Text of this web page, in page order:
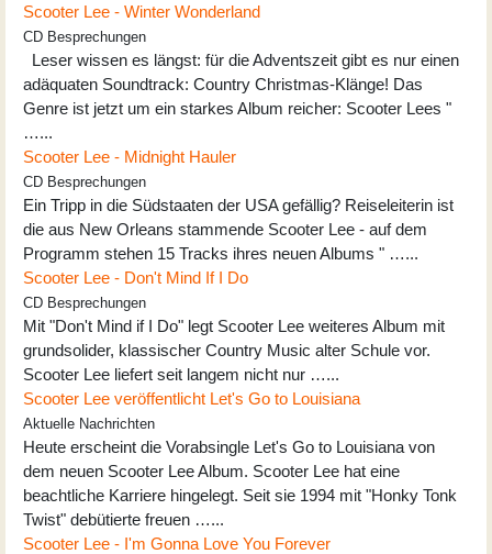
Scooter Lee - Winter Wonderland
CD Besprechungen
Leser wissen es längst: für die Adventszeit gibt es nur einen
adäquaten Soundtrack: Country Christmas-Klänge! Das
Genre ist jetzt um ein starkes Album reicher: Scooter Lees "
…...
Scooter Lee - Midnight Hauler
CD Besprechungen
Ein Tripp in die Südstaaten der USA gefällig? Reiseleiterin ist
die aus New Orleans stammende Scooter Lee - auf dem
Programm stehen 15 Tracks ihres neuen Albums " …...
Scooter Lee - Don't Mind If I Do
CD Besprechungen
Mit "Don't Mind if I Do" legt Scooter Lee weiteres Album mit
grundsolider, klassischer Country Music alter Schule vor.
Scooter Lee liefert seit langem nicht nur …...
Scooter Lee veröffentlicht Let's Go to Louisiana
Aktuelle Nachrichten
Heute erscheint die Vorabsingle Let's Go to Louisiana von
dem neuen Scooter Lee Album. Scooter Lee hat eine
beachtliche Karriere hingelegt. Seit sie 1994 mit "Honky Tonk
Twist" debütierte freuen …...
Scooter Lee - I'm Gonna Love You Forever